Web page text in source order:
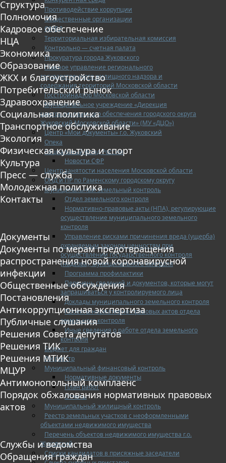
Противодействие коррупции
Общественные организации
ОМВД
Территориальная избирательная комиссия
Контрольно — счетная палата
Прокуратура города Жуковского
Главное управление регионального
государственного жилищного надзора и
содержания территорий Московской области
Госстройнадзор Московской области
Муниципальное учреждение «Дирекция
централизованного обеспечения городского округа
Жуковский Московской области» (МУ «ДЦО»)
Центр «Мои документы» г.о. Жуковский
Опека
Социальный фонд России
Новости СФР
Центр занятости населения Московской области
ОНД и ПР по Раменскому городскому округу
Муниципальный земельный контроль
Отдел земельного контроля
Нормативно-правовые акты (НПА), регулирующие
осуществление муниципального земельного
контроля
Управление рисками причинения вреда (ущерба)
охраняемым законом ценностям при
осуществлении государственного контроля
(надзора), муниципального контроля
Программа профилактики
Перечень сведений и документов, которые могут
запрашиваться у контролируемого лица
Доклады муниципального земельного контроля
Проекты нормативно-правовых актов отдела
земельного контроля
Иные сведения о работе отдела земельного
контроля
Бюджет для граждан
Росреестр
Муниципальный финансовый контроль
Нормативные документы
План работ
Отчеты
Муниципальный жилищный контроль
Реестр земельных участков с неоформленными
объектами недвижимого имущества
Перечень объектов недвижимого имущества г.о.
Жуковский
Списки кандидатов в присяжные заседатели
Структура
Полномочия
Кадровое обеспечение
НЦА
Экономика
Образование
ЖКХ и благоустройство
Потребительский рынок
Здравоохранение
Социальная политика
Транспортное обслуживание
Экология
Физическая культура и спорт
Культура
Пресс — служба
Молодежная политика
Контакты
Документы
Документы по мерам предотвращения
распространения новой коронавирусной
инфекции
Общественные обсуждения
Постановления
Антикоррупционная экспертиза
Публичные слушания
Решения Совета депутатов
Решения ТИК
Решения МТИК
МЦУР
Антимонопольный комплаенс
Порядок обжалования нормативных правовых
актов
Службы и ведомства
Обращения граждан